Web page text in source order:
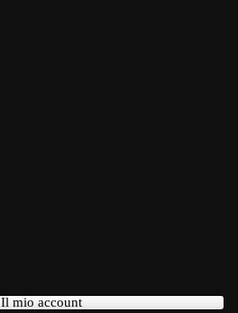
Il mio account